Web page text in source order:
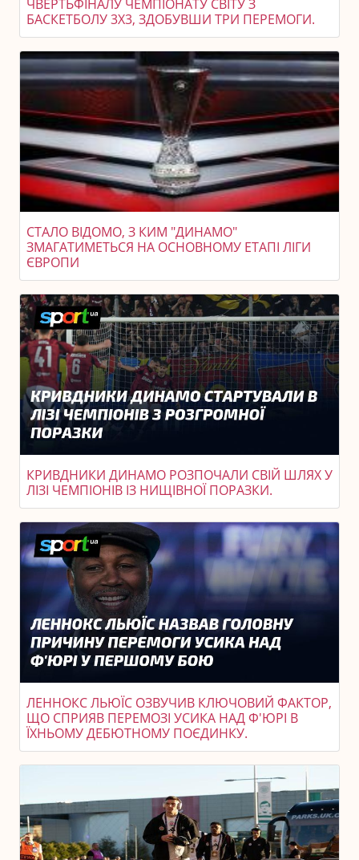
ЧВЕРТЬФІНАЛУ ЧЕМПІОНАТУ СВІТУ З
БАСКЕТБОЛУ 3X3, ЗДОБУВШИ ТРИ ПЕРЕМОГИ.
СТАЛО ВІДОМО, З КИМ "ДИНАМО"
ЗМАГАТИМЕТЬСЯ НА ОСНОВНОМУ ЕТАПІ ЛІГИ
ЄВРОПИ
КРИВДНИКИ ДИНАМО РОЗПОЧАЛИ СВІЙ ШЛЯХ У
ЛІЗІ ЧЕМПІОНІВ ІЗ НИЩІВНОЇ ПОРАЗКИ.
ЛЕННОКС ЛЬЮЇС ОЗВУЧИВ КЛЮЧОВИЙ ФАКТОР,
ЩО СПРИЯВ ПЕРЕМОЗІ УСИКА НАД Ф'ЮРІ В
ЇХНЬОМУ ДЕБЮТНОМУ ПОЄДИНКУ.